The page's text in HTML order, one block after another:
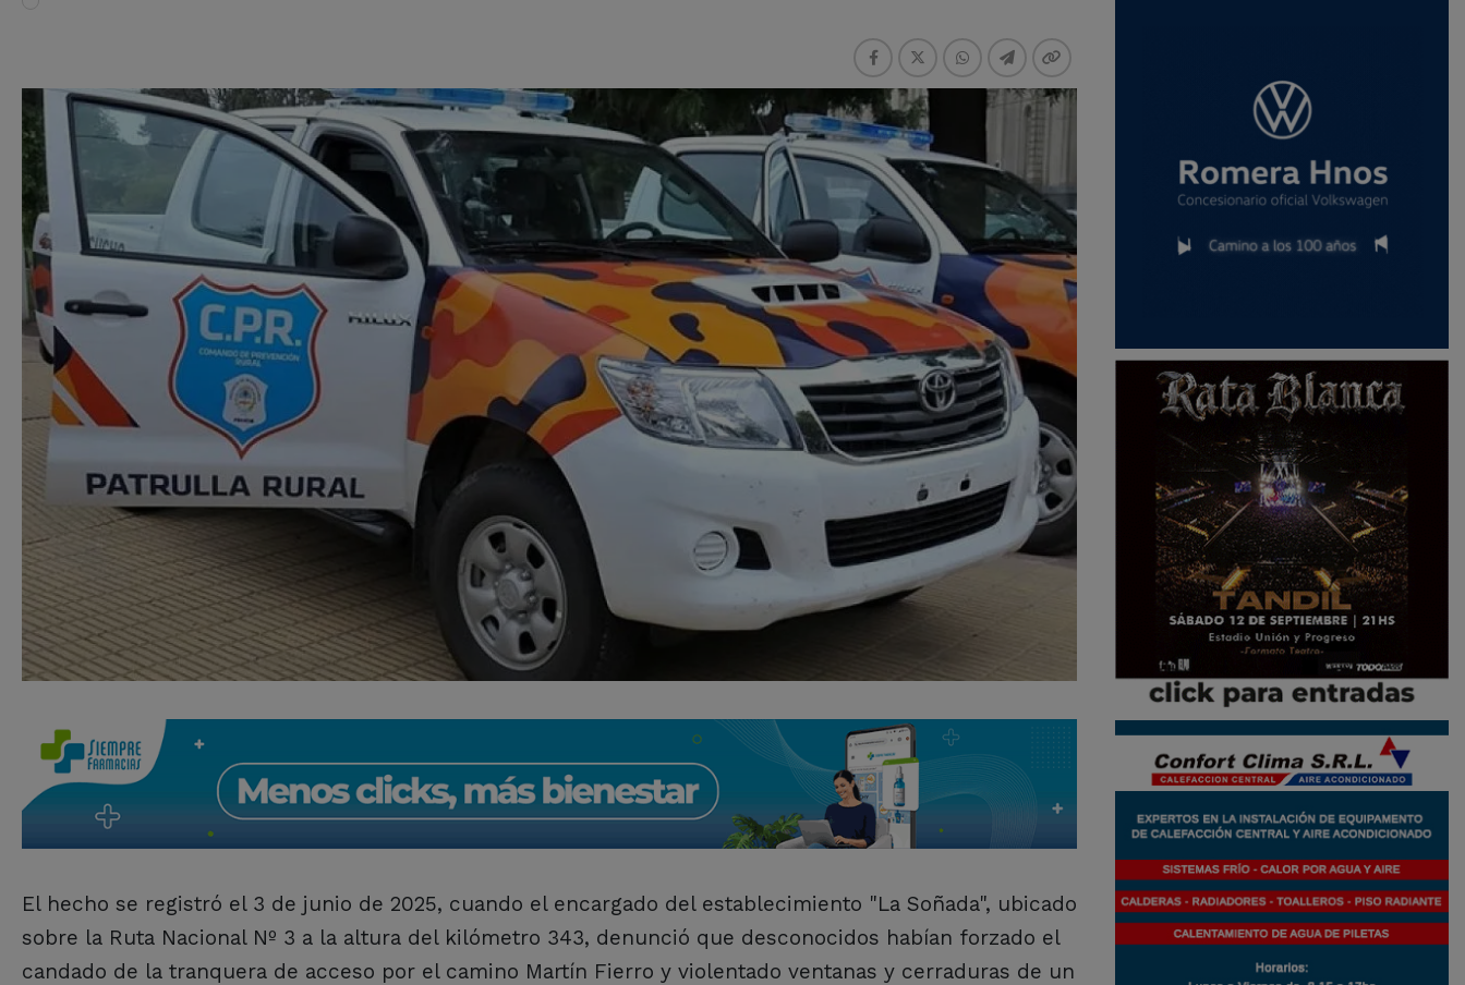
El hecho se registró el 3 de junio de 2025, cuando el encargado del establecimiento "La Soñada", ubicado
sobre la Ruta Nacional Nº 3 a la altura del kilómetro 343, denunció que desconocidos habían forzado el
candado de la tranquera de acceso por el camino Martín Fierro y violentado ventanas y cerraduras de un